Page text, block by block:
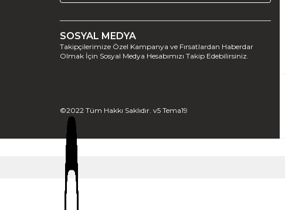
SOSYAL MEDYA
Takipçilerimize Özel Kampanya ve Fırsatlardan Haberdar
Olmak İçin Sosyal Medya Hesabımızı Takip Edebilirsiniz.
©2022 Tüm Hakkı Saklıdır. v5 Tema19